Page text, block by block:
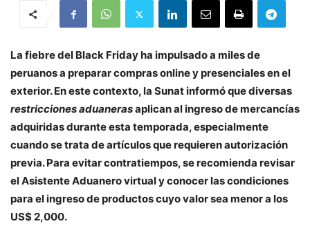
La fiebre del Black Friday ha impulsado a miles de
peruanos a preparar compras online y presenciales en el
exterior. En este contexto, la Sunat informó que diversas
restricciones aduanerasaplican al ingreso de mercancías
adquiridas durante esta temporada, especialmente
cuando se trata de artículos que requieren autorización
previa. Para evitar contratiempos, se recomienda revisar
el Asistente Aduanero virtual y conocer las condiciones
para el ingreso de productos cuyo valor sea menor a los
US$ 2,000.